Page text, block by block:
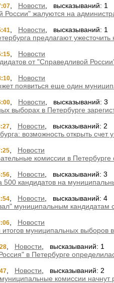
Новости , высказываний: 1
России" жалуются на
Новости , высказываний: 1
предлагают
Новости
от "Справедливой
Новости
появиться еще один
Новости , высказываний: 3
выборах в Петербурге
Новости , высказываний: 2
возможность открыть
Новости
комиссии в Петербурге
Новости , высказываний: 3
кандидатов на
Новости , высказываний: 4
муниципальным кандидатам
Новости
муниципальных выборов
Новости , высказываний: 1
в Петербурге
Новости , высказываний: 2
комиссии начнут